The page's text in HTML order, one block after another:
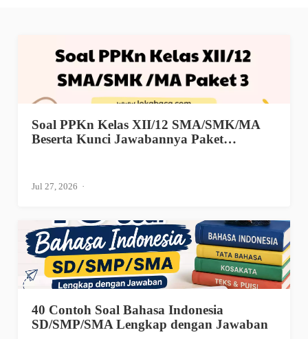
Soal PPKn Kelas XII/12 SMA/SMK/MA
Beserta Kunci Jawabannya Paket…
Jul 27, 2026
40 Contoh Soal Bahasa Indonesia
SD/SMP/SMA Lengkap dengan Jawaban